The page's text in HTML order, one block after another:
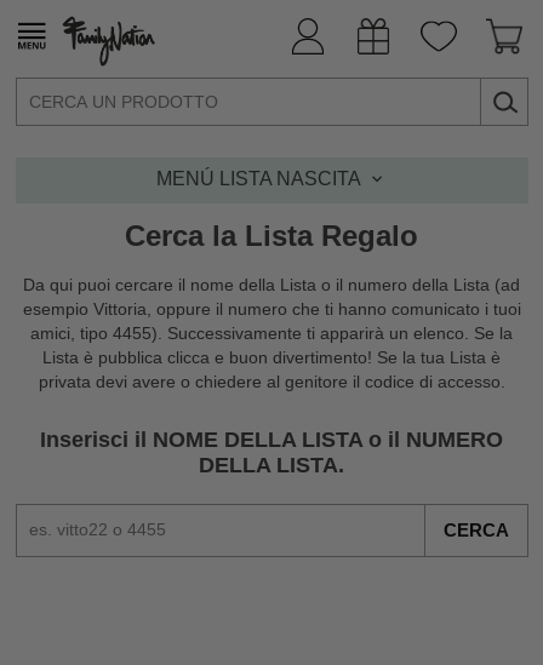
MENÚ LISTA NASCITA
Cerca la Lista Regalo
Da qui puoi cercare il nome della Lista o il numero della Lista (ad
esempio Vittoria, oppure il numero che ti hanno comunicato i tuoi
amici, tipo 4455). Successivamente ti apparirà un elenco. Se la
Lista è pubblica clicca e buon divertimento! Se la tua Lista è
privata devi avere o chiedere al genitore il codice di accesso.
Inserisci il NOME DELLA LISTA o il NUMERO
DELLA LISTA.
CERCA